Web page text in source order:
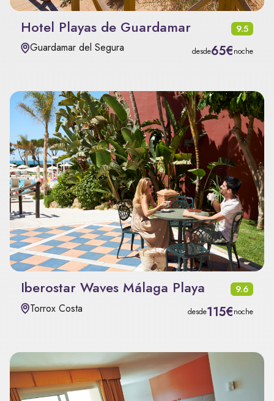
Hotel Playas de Guardamar 9.5
Guardamar del Segura desde65€noche
Iberostar Waves Málaga Playa 9.6
Torrox Costa desde115€noche